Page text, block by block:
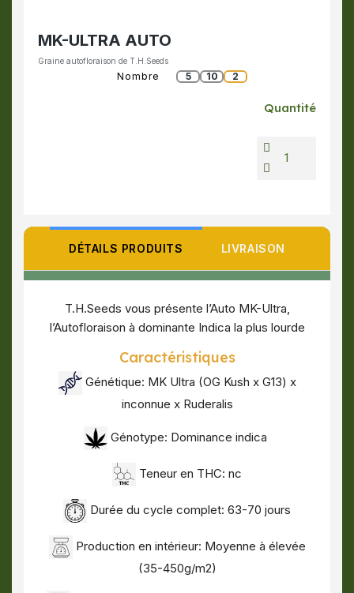
MK-ULTRA AUTO
Graine autofloraison de T.H.Seeds
Nombre 5 10 2
Quantité
DÉTAILS PRODUITS LIVRAISON
T.H.Seeds vous présente l’Auto MK-Ultra,
l’Autofloraison à dominante Indica la plus lourde
Caractéristiques
Génétique: MK Ultra (OG Kush x G13) x
inconnue x Ruderalis
Génotype: Dominance indica
Teneur en THC: nc
Durée du cycle complet: 63-70 jours
Production en intérieur: Moyenne à élevée
(35-450g/m2)